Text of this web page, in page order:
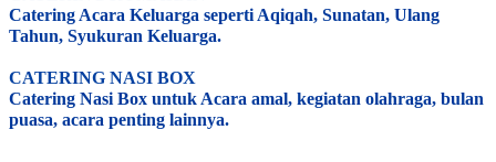
Catering Acara Keluarga seperti Aqiqah, Sunatan, Ulang
Tahun, Syukuran Keluarga.
CATERING NASI BOX
Catering Nasi Box untuk Acara amal, kegiatan olahraga, bulan
puasa, acara penting lainnya.